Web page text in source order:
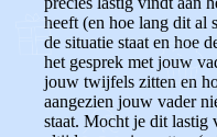
heeft (en hoe lang dit
de situatie staat en hoe
het gesprek met jouw
jouw twijfels zitten en
aangezien jouw vader
staat. Mocht je dit